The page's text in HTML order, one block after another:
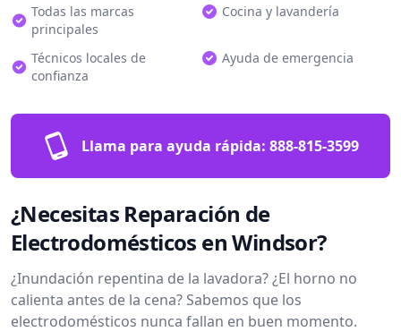
Todas las marcas
principales
Cocina y lavandería
Técnicos locales de
confianza
Ayuda de emergencia
Llama para ayuda rápida: 888-815-3599
¿Necesitas Reparación de
Electrodomésticos en Windsor?
¿Inundación repentina de la lavadora? ¿El horno no
calienta antes de la cena? Sabemos que los
electrodomésticos nunca fallan en buen momento.